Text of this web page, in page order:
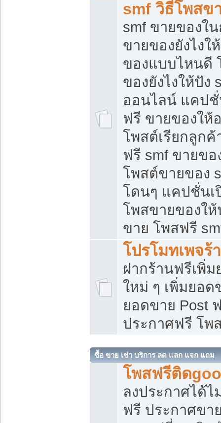
smf วิธีโพสข
smf ขายของใ
ขายของยังไง
ของแบบไหนดี
ของยังไงให้ปั
ออนไลน์ แคป
ฟรี ขายของให้
โพสต์เรียกลูกค้
ฟรี smf ขายขอ
โพสต์ขายของ
โดนๆ แคปชั่นเ
โพสขายของใ
ขาย โพสฟรี
โปรโมทเพจร้
ฝากร้านฟรีเพิ่
ใหม่ ๆ เพิ่มยอด
ยอดขาย Post
ประกาศฟรี โพ
ซื้อ ขาย เช่า บริการ ลด แลก แจก แถม
โพสฟรีติด
ลงประกาศได้
ฟรี ประกาศข